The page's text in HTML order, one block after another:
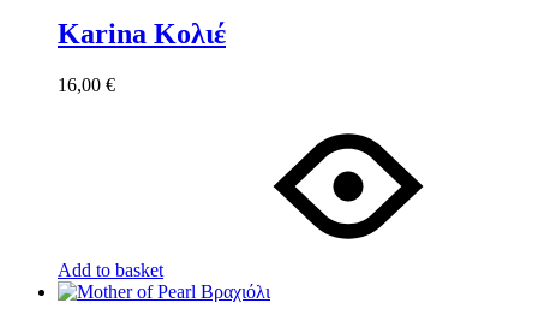
Karina Κολιέ
16,00 €
Add to basket